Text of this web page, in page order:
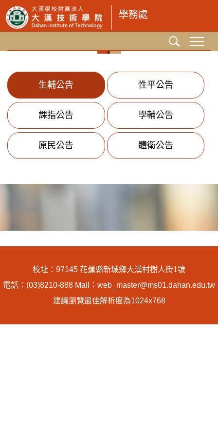
跳
到
主
區
學務處
生輔公告 性平公告
課指公告 學輔公告
原民公告 體衛公告
校址：97145 花蓮縣新城鄉大漢村樹人街1號
電話：(03)8210-888 Mail：web_master@ms01.dahan.edu.tw
建議瀏覽最佳解析度為1024x768